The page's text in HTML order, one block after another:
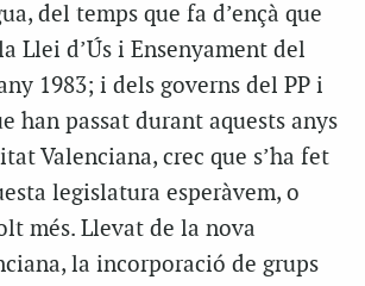
del temps que fa d’ençà que
Llei d’Ús i Ensenyament del
1983; i dels governs del PP i
han passat durant aquests anys
Valenciana, crec que s’ha fet
legislatura esperàvem, o
més. Llevat de la nova
la incorporació de grups